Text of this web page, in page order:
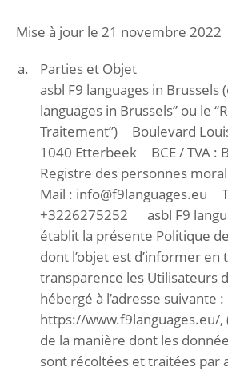
Mise à jour le 21 novembre 2022
Parties et Objet
asbl F9 languages in Brussels
languages in Brussels” ou le
Traitement”) Boulevard
1040 Etterbeek BCE / TVA :
Registre des personnes
Mail : info@f9languages.eu
+3226275252 asbl F9
établit la présente Politique
dont l’objet est d’informer en
transparence les Utilisateurs
hébergé à l’adresse suivante :
https://www.f9languages.eu/,
de la manière dont les
sont récoltées et traitées par